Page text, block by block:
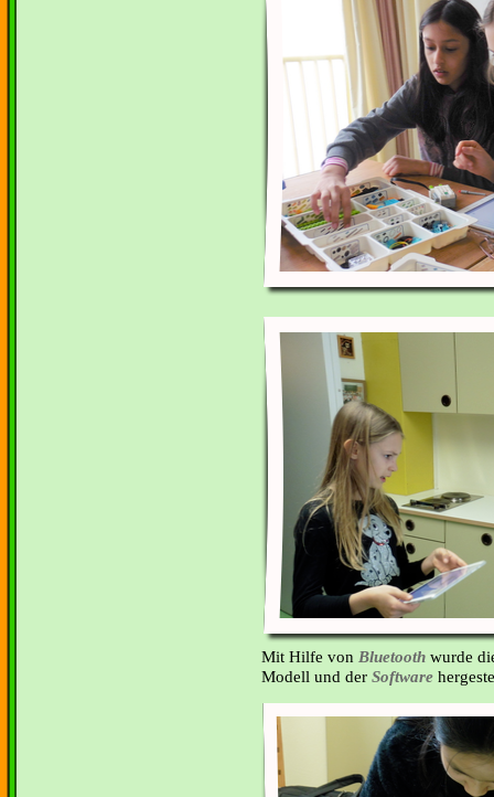
Mit Hilfe von Bluetooth wurde
Modell und der Software